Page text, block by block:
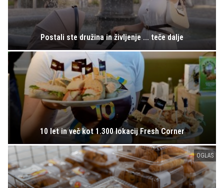
Postali ste družina in življenje ... teče dalje
10 let in več kot 1.300 lokacij Fresh Corner
OGLAS